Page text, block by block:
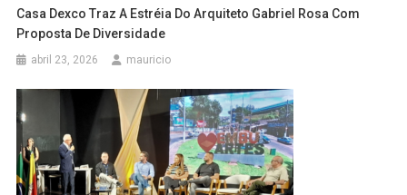
Casa Dexco Traz A Estréia Do Arquiteto Gabriel Rosa Com
Proposta De Diversidade
abril 23, 2026 mauricio